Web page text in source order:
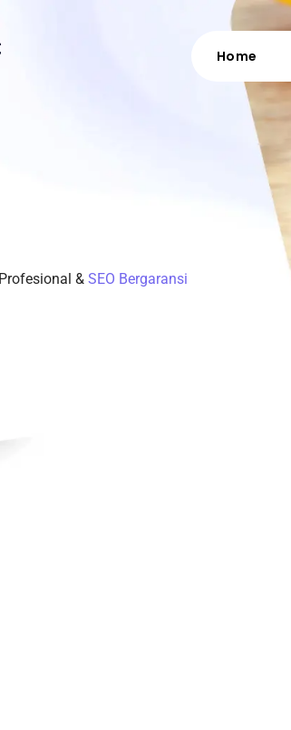
Home
Profesional & SEO Bergaransi